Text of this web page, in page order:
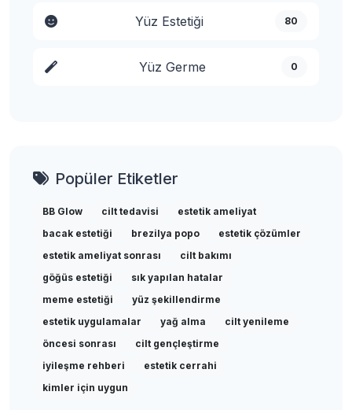
Yüz Estetiği 80
Yüz Germe 0
Popüler Etiketler
BB Glow cilt tedavisi
estetik ameliyat
bacak estetiği
brezilya popo
estetik çözümler
estetik ameliyat sonrası
cilt bakımı
göğüs estetiği
sık yapılan hatalar
meme estetiği
yüz şekillendirme
estetik uygulamalar
yağ alma
cilt yenileme
öncesi sonrası
cilt gençleştirme
iyileşme rehberi
estetik cerrahi
kimler için uygun